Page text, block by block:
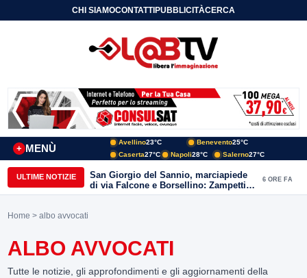
CHI SIAMOCONTATTIPUBBLICITÀCERCA
MENÙ
+
Avellino23°C Benevento25°C
Caserta27°C Napoli28°C Salerno27°C
ULTIME NOTIZIE
San Giorgio del Sannio, marciapiede
di via Falcone e Borsellino: Zampetti e
Lombardi replicano alle polemiche
6 ORE FA
Home > albo avvocati
ALBO AVVOCATI
Tutte le notizie, gli approfondimenti e gli aggiornamenti della